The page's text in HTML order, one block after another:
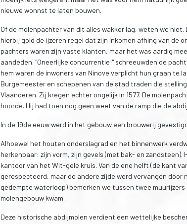
nieuwe wonnst te laten bouwen.
Of de molenpachter van dit alles wakker lag, weten we
hierbij gold de ijzeren regel dat zijn inkomen afhing van de
pachters waren zijn vaste klanten, maar het was aardig
aandeden. "Oneerlijke concurrentie!" schreeuwden de
hem waren de inwoners van Ninove verplicht hun graan te
Burgemeester en schepenen van de stad traden die
Vlaanderen. Zij kregen echter ongelijk in 1577. De
hoorde. Hij had toen nog geen weet van de ramp die de
In de 19de eeuw werd in het gebouw een brouwerij
Alhoewel het houten onderslagrad en het binnenwerk
herkenbaar: zijn vorm, zijn gevels (met bak- en
kantoor van het Wit-gele kruis. Van de ene helft (de kant
gerespecteerd, maar de andere zijde werd vervangen
gedempte waterloop) bemerken we tussen twee
molengebouw kwam.
Deze historische abdijmolen verdient een wettelijke